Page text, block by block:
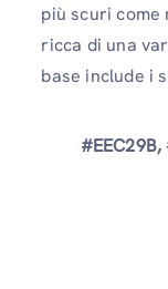
più scuri
ricca di una
base include i
#EEC29B,